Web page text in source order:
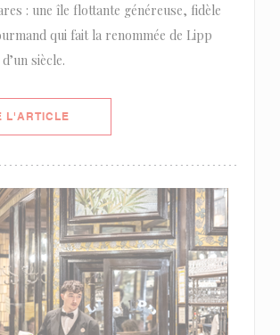
: une île flottante généreuse, fidèle
qui fait la renommée de Lipp
siècle.
L'ARTICLE((OUVRE UNE NOUVELLE